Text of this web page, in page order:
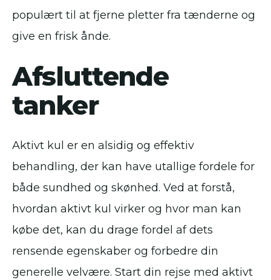
populært til at fjerne pletter fra tænderne og
give en frisk ånde.
Afsluttende
tanker
Aktivt kul er en alsidig og effektiv
behandling, der kan have utallige fordele for
både sundhed og skønhed. Ved at forstå,
hvordan aktivt kul virker og hvor man kan
købe det, kan du drage fordel af dets
rensende egenskaber og forbedre din
generelle velvære. Start din rejse med aktivt